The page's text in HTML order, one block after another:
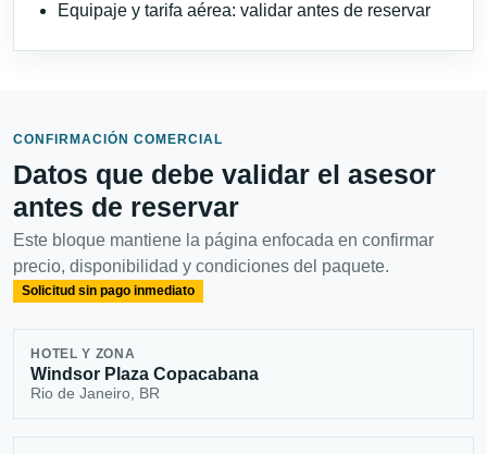
Equipaje y tarifa aérea: validar antes de reservar
CONFIRMACIÓN COMERCIAL
Datos que debe validar el asesor
antes de reservar
Este bloque mantiene la página enfocada en confirmar
precio, disponibilidad y condiciones del paquete.
Solicitud sin pago inmediato
HOTEL Y ZONA
Windsor Plaza Copacabana
Rio de Janeiro, BR